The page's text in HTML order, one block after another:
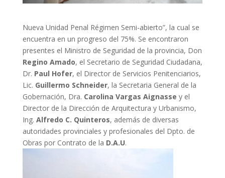
Nueva Unidad Penal Régimen Semi-abierto”, la cual se
encuentra en un progreso del 75%. Se encontraron
presentes el Ministro de Seguridad de la provincia, Don
Regino Amado, el Secretario de Seguridad Ciudadana,
Dr. Paul Hofer, el Director de Servicios Penitenciarios,
Lic. Guillermo Schneider, la Secretaria General de la
Gobernación, Dra. Carolina Vargas Aignasse y el
Director de la Dirección de Arquitectura y Urbanismo,
Ing. Alfredo C. Quinteros, además de diversas
autoridades provinciales y profesionales del Dpto. de
Obras por Contrato de la D.A.U.